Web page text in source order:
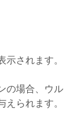
示されます。
の場合、ウル
えられます。